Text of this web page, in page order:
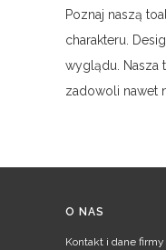
Poznaj naszą
charakteru.
wyglądu. Nasza
zadowoli nawet
Linki w
O NAS
Kontakt i dane firmy